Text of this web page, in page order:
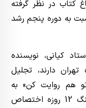
کتاب در نظر گرفته
شد که نسبت به دوره پنجم رشد
کیانی، نویسنده
تهران دارند، تجلیل
هم روایت کن» به
داستان‌های مردمی جنگ و پس از جنگ 12 روزه اختصاص